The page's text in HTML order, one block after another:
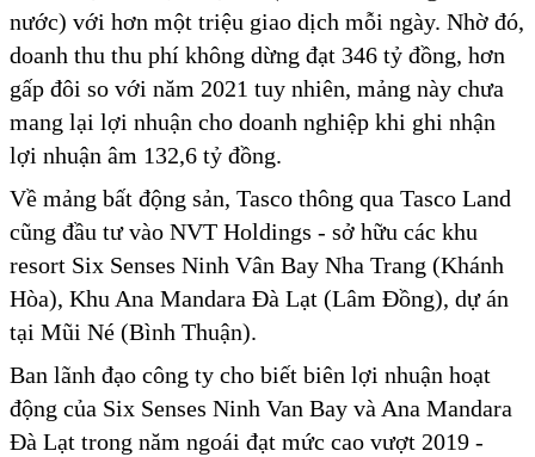
nước) với hơn một triệu giao dịch mỗi ngày. Nhờ đó,
doanh thu thu phí không dừng đạt 346 tỷ đồng, hơn
gấp đôi so với năm 2021 tuy nhiên, mảng này chưa
mang lại lợi nhuận cho doanh nghiệp khi ghi nhận
lợi nhuận âm 132,6 tỷ đồng.
Về mảng bất động sản, Tasco thông qua Tasco Land
cũng đầu tư vào NVT Holdings - sở hữu các khu
resort Six Senses Ninh Vân Bay Nha Trang (Khánh
Hòa), Khu Ana Mandara Đà Lạt (Lâm Đồng), dự án
tại Mũi Né (Bình Thuận).
Ban lãnh đạo công ty cho biết biên lợi nhuận hoạt
động của Six Senses Ninh Van Bay và Ana Mandara
Đà Lạt trong năm ngoái đạt mức cao vượt 2019 -